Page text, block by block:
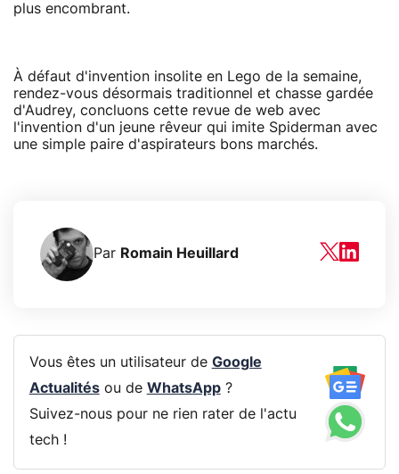
plus encombrant.
À défaut d'invention insolite en Lego de la semaine,
rendez-vous désormais traditionnel et chasse gardée
d'Audrey, concluons cette revue de web avec
l'invention d'un jeune rêveur qui imite Spiderman avec
une simple paire d'aspirateurs bons marchés.
Par Romain Heuillard
Vous êtes un utilisateur de Google
Actualitésou de WhatsApp?
Suivez-nous pour ne rien rater de l'actu
tech !